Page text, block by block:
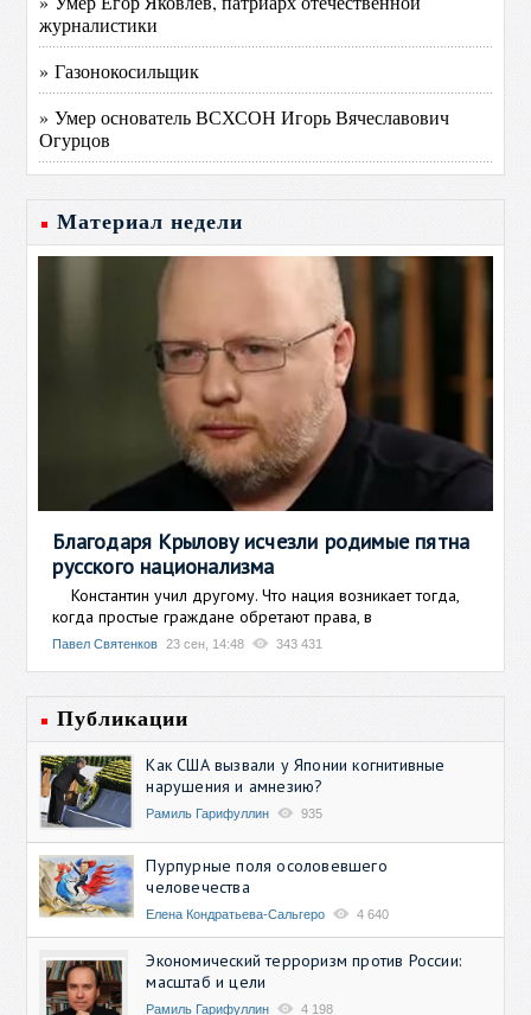
журналистики
» Газонокосильщик
» Умер основатель ВСХСОН Игорь Вячеславович
Огурцов
Материал недели
Благодаря Крылову исчезли родимые пятна
русского национализма
Константин учил другому. Что нация возникает тогда,
когда простые граждане обретают права, в
Павел Святенков 23 сен, 14:48 343 431
Публикации
Как США вызвали у Японии когнитивные
нарушения и амнезию?
Рамиль Гарифуллин 935
Пурпурные поля осоловевшего
человечества
Елена Кондратьева-Сальгеро 4 640
Экономический терроризм против России:
масштаб и цели
Рамиль Гарифуллин 4 198